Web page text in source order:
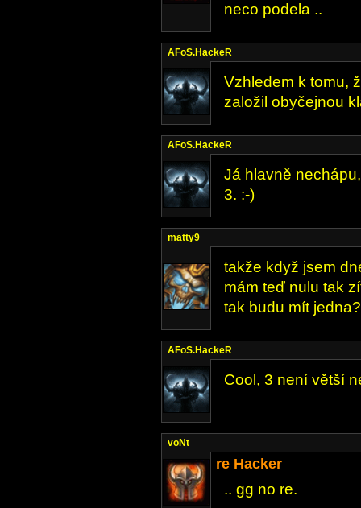
neco podela ..
AFoS.HackeR
Vzhledem k tomu,
založil obyčejnou
AFoS.HackeR
Já hlavně
3. :-)
matty9
takže když jsem
mám teď nulu tak
tak budu mít
AFoS.HackeR
Cool, 3 není větší
voNt
re Hacker
.. gg no re.